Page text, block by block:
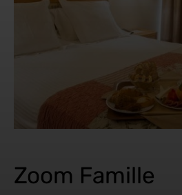
Zoom Famille